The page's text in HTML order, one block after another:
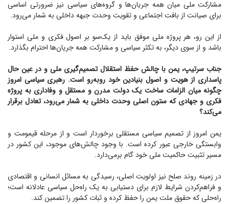
مشارکت ملی میان همه جریان‌ها و گروه‌های سیاسی نیز ضرورتی اساسی
برای صیانت از بافت اجتماعی و تقویت وحدت جبهه داخلی به شمار می‌رود.
از این رو، هر پروژه ملی موفق باید از یک‌سو بر اصول فکری و ملی استوار
باشد و از سوی دیگر، به تکثر سیاسی و مشارکت همه جریان‌ها احترام بگذارد.
جناب سرتیپ، یمن با چالش حفظ استقلال تصمیم‌گیری ملی و در عین حال
پاسداری از هویت و اصول بنیادین خود روبه‌رو است. رهبری سیاسی امروز
چگونه میان الزامات ساخت یک دولت مدرن و مستقل و وفاداری به پروژه
فکری و جهادی که ستون اصلی وحدت داخلی به شمار می‌رود، تعادل برقرار
می‌کند؟
یمن امروز از تصمیم سیاسی مستقلی برخوردار است و از مرحله قیمومت و
وابستگی خارجی عبور کرده است. با وجود چالش‌های موجود، این کشور در
مسیر تثبیت حاکمیت ملی خود گام برمی‌دارد.
در زمینه روند صلح نیز اولویت اصلی، رسیدگی به مسائل انسانی و اقتصادی
و فراهم‌کردن شرایط لازم برای دستیابی به یک راه‌حل سیاسی عادلانه است؛
راه‌حلی که حقوق ملت یمن را حفظ کرده و ثبات کشور را تضمین کند.